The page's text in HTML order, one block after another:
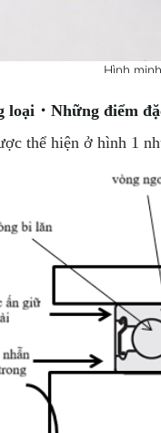
Hình
loại・Những điểm
thể hiện ở hình 1